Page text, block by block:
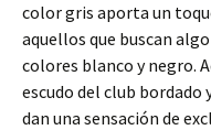
color gris aporta un
aquellos que buscan
colores blanco y negro.
escudo del club bordado
dan una sensación de